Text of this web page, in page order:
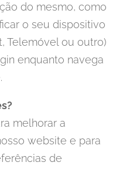
do mesmo, como
o seu dispositivo
Telemóvel ou outro)
enquanto navega
melhorar a
website e para
de